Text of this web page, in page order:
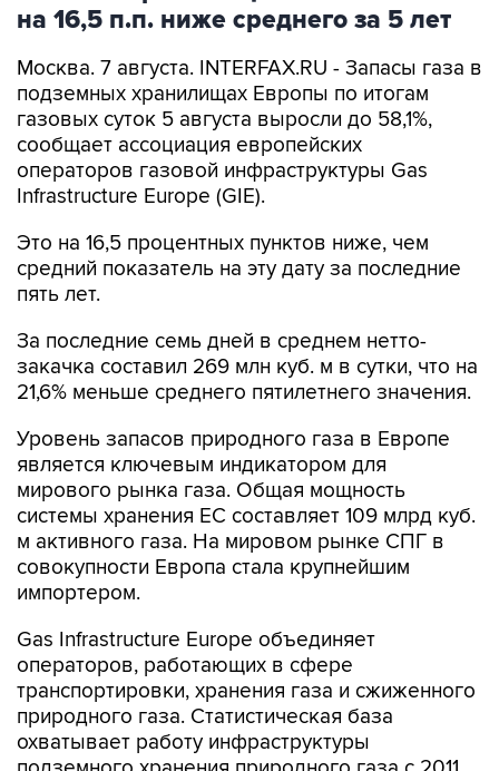
на 16,5 п.п. ниже среднего за 5 лет
Москва. 7 августа. INTERFAX.RU - Запасы газа в
подземных хранилищах Европы по итогам
газовых суток 5 августа выросли до 58,1%,
сообщает ассоциация европейских
операторов газовой инфраструктуры Gas
Infrastructure Europe (GIE).
Это на 16,5 процентных пунктов ниже, чем
средний показатель на эту дату за последние
пять лет.
За последние семь дней в среднем нетто-
закачка составил 269 млн куб. м в сутки, что на
21,6% меньше среднего пятилетнего значения.
Уровень запасов природного газа в Европе
является ключевым индикатором для
мирового рынка газа. Общая мощность
системы хранения ЕС составляет 109 млрд куб.
м активного газа. На мировом рынке СПГ в
совокупности Европа стала крупнейшим
импортером.
Gas Infrastructure Europe объединяет
операторов, работающих в сфере
транспортировки, хранения газа и сжиженного
природного газа. Статистическая база
охватывает работу инфраструктуры